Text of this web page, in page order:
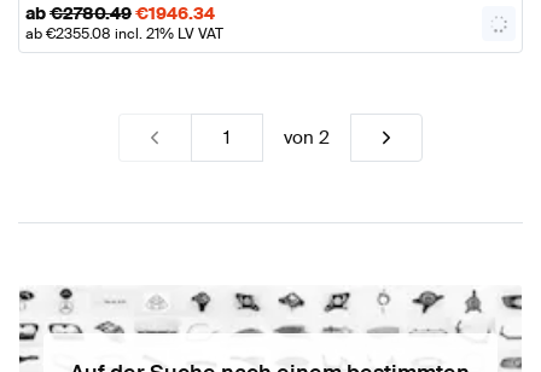
ab€2780.49€1946.34
ab€2355.08 incl. 21% LV VAT
von 2